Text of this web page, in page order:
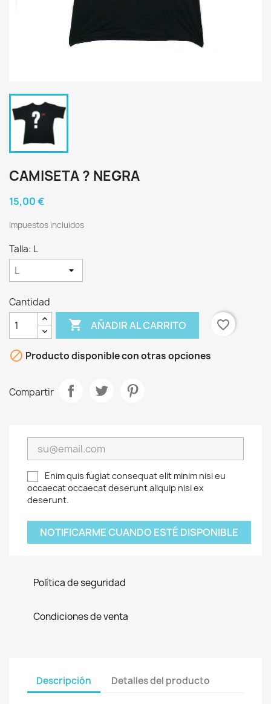
CAMISETA ? NEGRA
15,00 €
Impuestos incluidos
Talla: L
Cantidad
 AÑADIR AL CARRITO favorite_border
 Producto disponible con otras opciones
Compartir
Enim quis fugiat consequat elit minim nisi eu
occaecat occaecat deserunt aliquip nisi ex
deserunt.
NOTIFICARME CUANDO ESTÉ DISPONIBLE
Política de seguridad
Condiciones de venta
Descripción Detalles del producto